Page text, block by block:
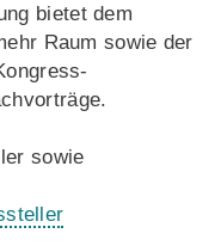
bietet dem
Raum sowie der
sowie